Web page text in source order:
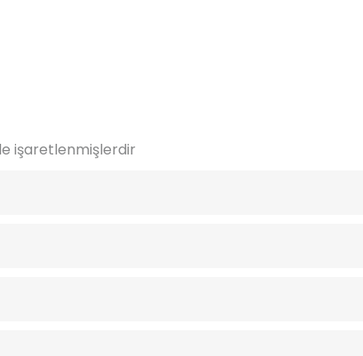
işaretlenmişlerdir